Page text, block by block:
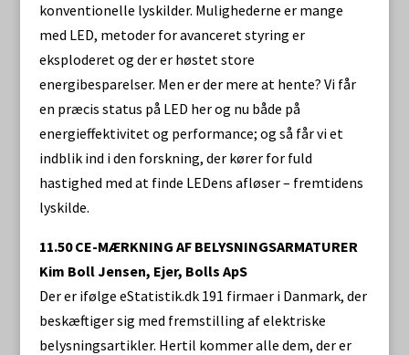
konventionelle lyskilder. Mulighederne er mange
med LED, metoder for avanceret styring er
eksploderet og der er høstet store
energibesparelser. Men er der mere at hente? Vi får
en præcis status på LED her og nu både på
energieffektivitet og performance; og så får vi et
indblik ind i den forskning, der kører for fuld
hastighed med at finde LEDens afløser – fremtidens
lyskilde.
11.50 CE-MÆRKNING AF BELYSNINGSARMATURER
Kim Boll Jensen, Ejer, Bolls ApS
Der er ifølge eStatistik.dk 191 firmaer i Danmark, der
beskæftiger sig med fremstilling af elektriske
belysningsartikler. Hertil kommer alle dem, der er